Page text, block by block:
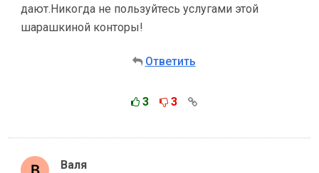
дают.Никогда не пользуйтесь услугами этой
шарашкиной конторы!
Ответить
3 3
Валя